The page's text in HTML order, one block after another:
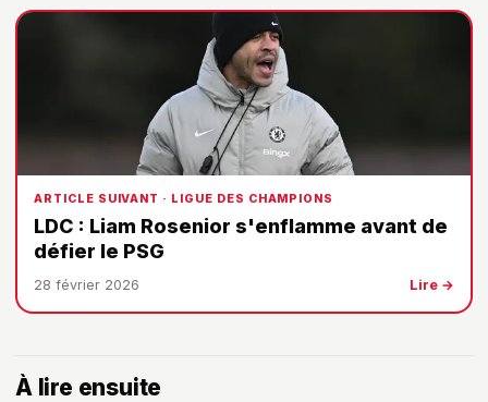
ARTICLE SUIVANT · LIGUE DES CHAMPIONS
LDC : Liam Rosenior s'enflamme avant de
défier le PSG
28 février 2026 Lire →
À lire ensuite